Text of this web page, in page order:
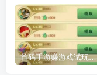
首码手游赚游戏试玩全网最高价，豆豆赚模式，单机一天50-100+